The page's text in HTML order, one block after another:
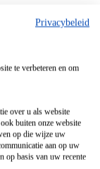
Privacybeleid
te verbeteren en om
over u als website
buiten onze website
op die wijze uw
aan op uw
op basis van uw recente